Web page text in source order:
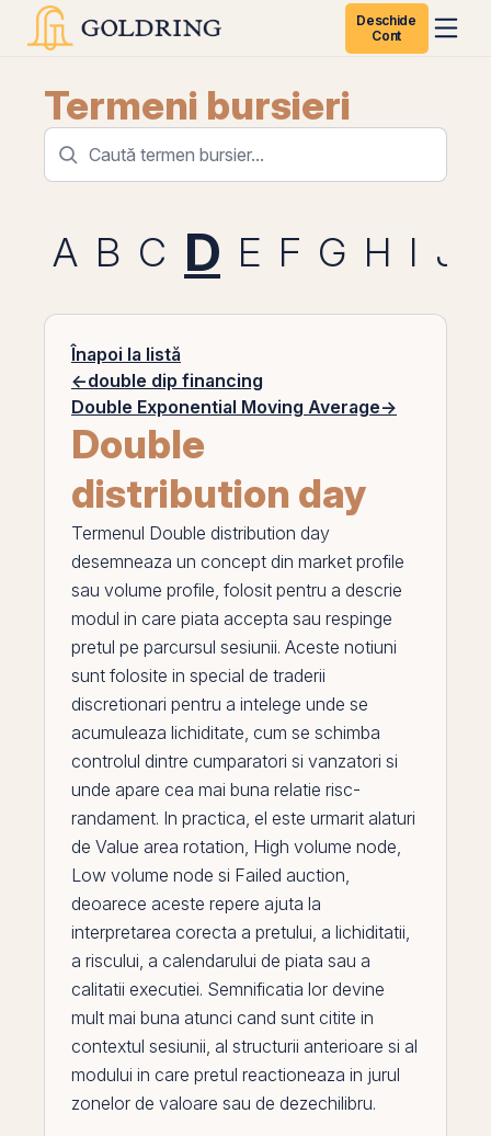
Deschide
Cont
Termeni bursieri
A B C D E F G H I J
Înapoi la listă
←double dip financing
Double Exponential Moving Average→
Double
distribution day
Termenul Double distribution day
desemneaza un concept din market profile
sau volume profile, folosit pentru a descrie
modul in care piata accepta sau respinge
pretul pe parcursul sesiunii. Aceste notiuni
sunt folosite in special de traderii
discretionari pentru a intelege unde se
acumuleaza lichiditate, cum se schimba
controlul dintre cumparatori si vanzatori si
unde apare cea mai buna relatie risc-
randament. In practica, el este urmarit alaturi
de Value area rotation, High volume node,
Low volume node si Failed auction,
deoarece aceste repere ajuta la
interpretarea corecta a pretului, a lichiditatii,
a riscului, a calendarului de piata sau a
calitatii executiei. Semnificatia lor devine
mult mai buna atunci cand sunt citite in
contextul sesiunii, al structurii anterioare si al
modului in care pretul reactioneaza in jurul
zonelor de valoare sau de dezechilibru.